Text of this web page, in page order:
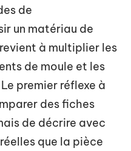
de
un matériau de
à multiplier les
de moule et les
premier réflexe à
des fiches
de décrire avec
que la pièce